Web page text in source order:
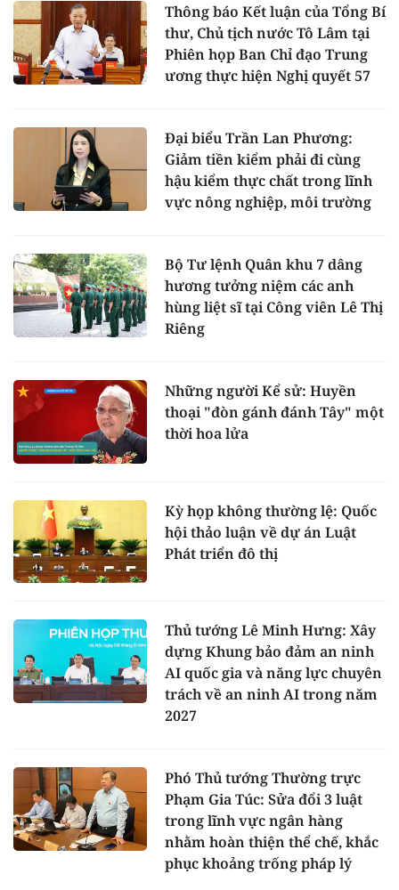
Thông báo Kết luận của Tổng Bí
thư, Chủ tịch nước Tô Lâm tại
Phiên họp Ban Chỉ đạo Trung
ương thực hiện Nghị quyết 57
Đại biểu Trần Lan Phương:
Giảm tiền kiểm phải đi cùng
hậu kiểm thực chất trong lĩnh
vực nông nghiệp, môi trường
Bộ Tư lệnh Quân khu 7 dâng
hương tưởng niệm các anh
hùng liệt sĩ tại Công viên Lê Thị
Riêng
Những người Kể sử: Huyền
thoại "đòn gánh đánh Tây" một
thời hoa lửa
Kỳ họp không thường lệ: Quốc
hội thảo luận về dự án Luật
Phát triển đô thị
Thủ tướng Lê Minh Hưng: Xây
dựng Khung bảo đảm an ninh
AI quốc gia và năng lực chuyên
trách về an ninh AI trong năm
2027
Phó Thủ tướng Thường trực
Phạm Gia Túc: Sửa đổi 3 luật
trong lĩnh vực ngân hàng
nhằm hoàn thiện thể chế, khắc
phục khoảng trống pháp lý